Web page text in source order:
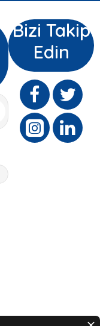
Bizi Takip
Edin